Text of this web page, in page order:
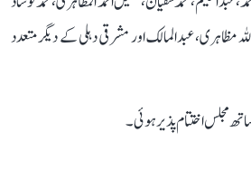
مظاہری، عبدالمالک اور مشرقی دہلی کے دیگر متعدد
مجلس اختتام پذیر ہوئی۔